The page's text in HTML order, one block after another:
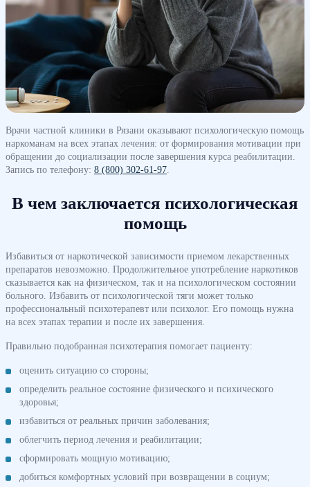
Врачи частной клиники в Рязани оказывают психологическую помощь
наркоманам на всех этапах лечения: от формирования мотивации при
обращении до социализации после завершения курса реабилитации.
Запись по телефону: 8 (800) 302-61-97
В чем заключается психологическая
помощь
Избавиться от наркотической зависимости приемом лекарственных
препаратов невозможно. Продолжительное употребление наркотиков
сказывается как на физическом, так и на психологическом состоянии
больного. Избавить от психологической тяги может только
профессиональный психотерапевт или психолог. Его помощь нужна
на всех этапах терапии и после их завершения.
Правильно подобранная психотерапия помогает пациенту:
оценить ситуацию со стороны;
определить реальное состояние физического и психического
здоровья;
избавиться от реальных причин заболевания;
облегчить период лечения и реабилитации;
сформировать мощную мотивацию;
добиться комфортных условий при возвращении в социум;